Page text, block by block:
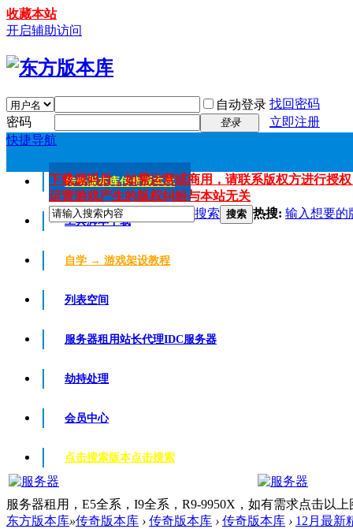
收藏本站
开启辅助访问
自动登录 找回密码
密码
登录
立即注册
快捷导航
传奇版本库传奇版本库
工具脚本下载
自学 → 游戏架设教程
列表空间
服务器租用站长代理IDC服务器
劫持处理
会员中心
点击搜索版本点击搜索
下载源码后，如需运营或商用，请联系版权方进行授
运营游戏产生的版权纠纷与本站无关
搜索 搜索 热搜: 输入想要的
服务器租用，E5全系，I9全系，R9-9950X，如有需求点击以
东方版本库»传奇版本库 › 传奇版本库 › 传奇版本库 › 12月最新